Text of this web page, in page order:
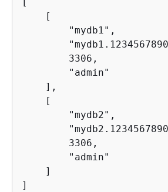
[
    [
        "mydb1",
        3306,
        "admin"
    ],
    [
        "mydb2",
        3306,
        "admin"
    ]
]